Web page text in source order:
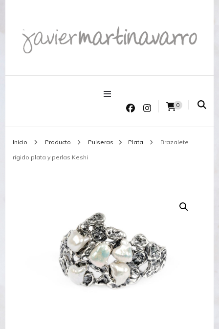
Joyería Javier Martinavarro
0
Inicio Producto Pulseras Plata Brazalete
rígido plata y perlas Keshi